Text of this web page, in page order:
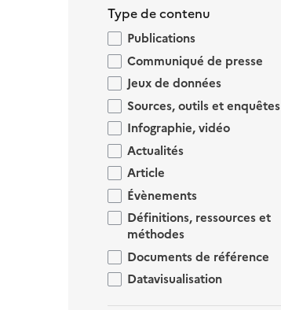
Type de contenu
Publications
Communiqué de presse
Jeux de données
Sources, outils et enquêtes
Infographie, vidéo
Actualités
Article
Évènements
Définitions, ressources et
méthodes
Documents de référence
Datavisualisation